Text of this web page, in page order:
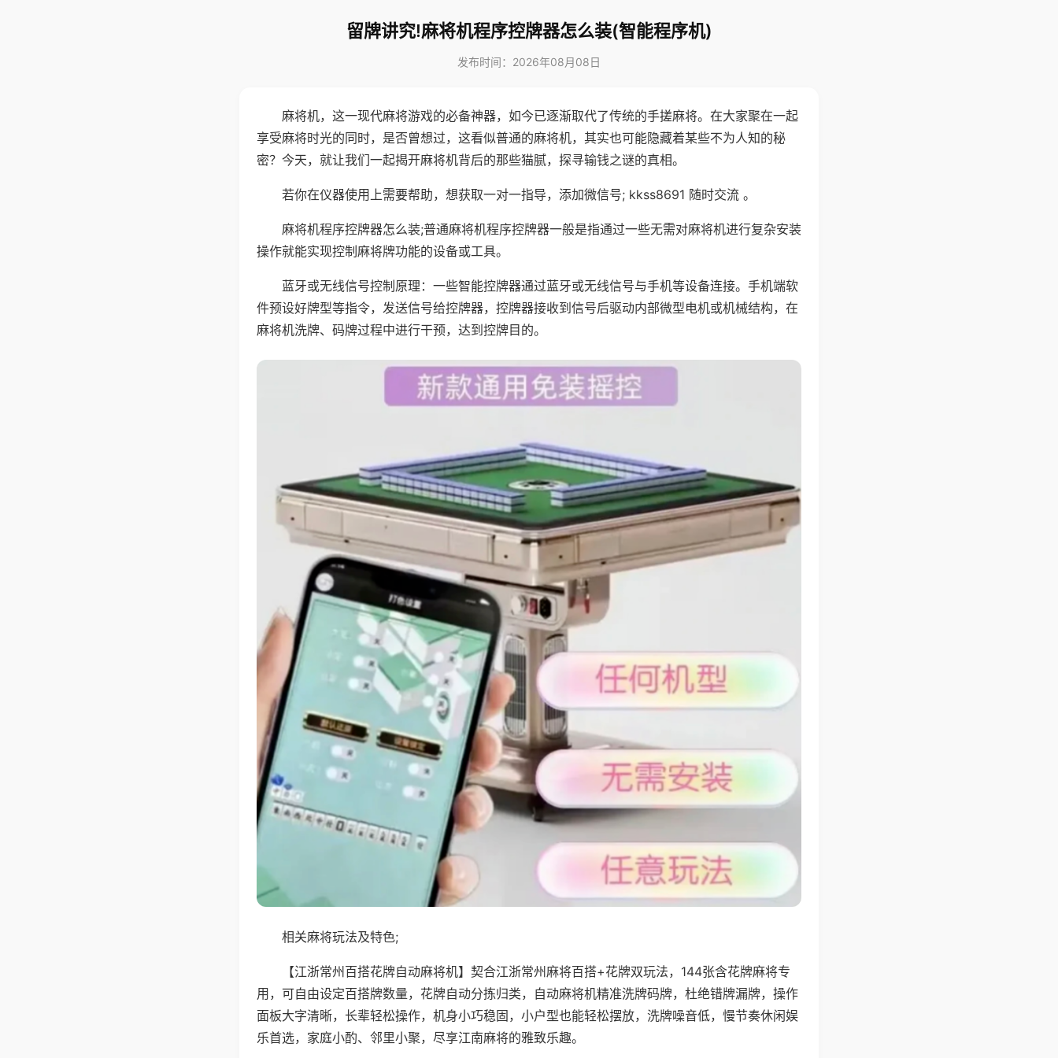
留牌讲究!麻将机程序控牌器怎么装(智能程序机)
发布时间：2026年08月08日
麻将机，这一现代麻将游戏的必备神器，如今已逐渐取代了传统的手搓麻将。在大家聚在一起
享受麻将时光的同时，是否曾想过，这看似普通的麻将机，其实也可能隐藏着某些不为人知的秘
密？今天，就让我们一起揭开麻将机背后的那些猫腻，探寻输钱之谜的真相。
若你在仪器使用上需要帮助，想获取一对一指导，添加微信号; kkss8691 随时交流 。
麻将机程序控牌器怎么装;普通麻将机程序控牌器一般是指通过一些无需对麻将机进行复杂安装
操作就能实现控制麻将牌功能的设备或工具。
蓝牙或无线信号控制原理：一些智能控牌器通过蓝牙或无线信号与手机等设备连接。手机端软
件预设好牌型等指令，发送信号给控牌器，控牌器接收到信号后驱动内部微型电机或机械结构，在
麻将机洗牌、码牌过程中进行干预，达到控牌目的。
相关麻将玩法及特色;
【江浙常州百搭花牌自动麻将机】契合江浙常州麻将百搭+花牌双玩法，144张含花牌麻将专
用，可自由设定百搭牌数量，花牌自动分拣归类，自动麻将机精准洗牌码牌，杜绝错牌漏牌，操作
面板大字清晰，长辈轻松操作，机身小巧稳固，小户型也能轻松摆放，洗牌噪音低，慢节奏休闲娱
乐首选，家庭小酌、邻里小聚，尽享江南麻将的雅致乐趣。